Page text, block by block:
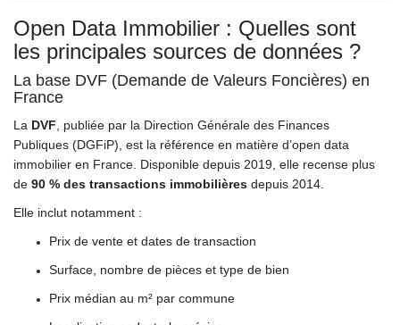
Open Data Immobilier : Quelles sont
les principales sources de données ?
La base DVF (Demande de Valeurs Foncières) en
France
La DVF , publiée par la Direction Générale des Finances
Publiques (DGFiP), est la référence en matière d’open data
immobilier en France. Disponible depuis 2019, elle recense plus
de 90 % des transactions immobilières depuis 2014.
Elle inclut notamment :
Prix de vente et dates de transaction
Surface, nombre de pièces et type de bien
Prix médian au m² par commune